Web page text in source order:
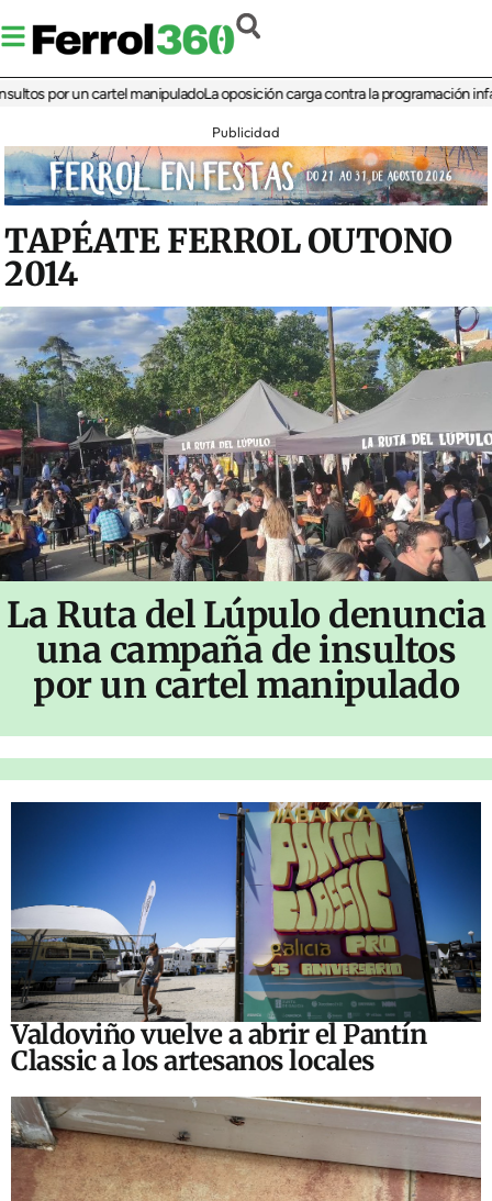
por un cartel manipuladoLa oposición carga contra la programación infantil
Publicidad
TAPÉATE FERROL OUTONO
2014
La Ruta del Lúpulo denuncia
una campaña de insultos
por un cartel manipulado
Valdoviño vuelve a abrir el Pantín
Classic a los artesanos locales